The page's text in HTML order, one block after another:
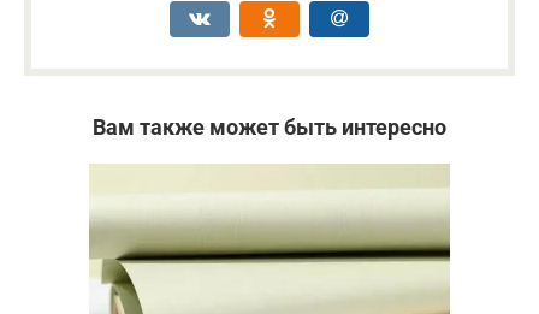
Вам также может быть интересно